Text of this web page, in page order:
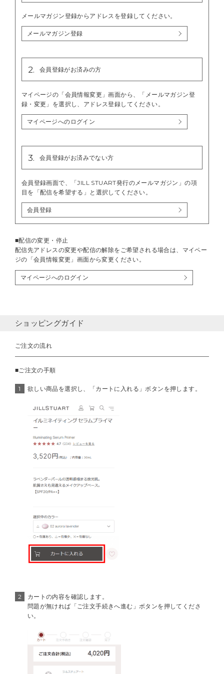
メールマガジン登録からアドレスを登録してください。
メールマガジン登録
2. 会員登録がお済みの方
マイページの「会員情報変更」画面から、「メールマガジン登
録・変更」を選択し、アドレス登録してください。
マイページへのログイン
3. 会員登録がお済みでない方
会員登録画面で、「JILL STUART発行のメールマガジン」の項
目を「配信を希望する」と選択してください。
会員登録
■配信の変更・停止
配信先アドレスの変更や配信の解除をご希望される場合は、マイペー
ジの「会員情報変更」画面から変更ください。
マイページへのログイン
ショッピングガイド
ご注文の流れ
■ご注文の手順
1 欲しい商品を選択し、「カートに入れる」ボタンを押します。
2
カートの内容を確認します。
問題が無ければ「ご注文手続きへ進む」ボタンを押してくださ
い。